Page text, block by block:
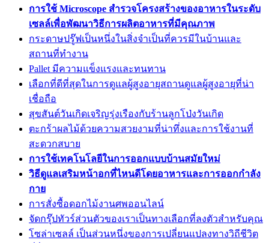
การใช้ Microscope สำรวจโครงสร้างของอาหารในระดับ
เซลล์เพื่อพัฒนาวิธีการผลิตอาหารที่มีคุณภาพ
กระดาษปรู๊ฟเป็นหนึ่งในสิ่งจำเป็นที่ควรมีในบ้านและ
สถานที่ทำงาน
Pallet มีความแข็งแรงและทนทาน
เลือกที่ดีที่สุดในการดูแลผู้สูงอายุสถานดูแลผู้สูงอายุที่น่า
เชื่อถือ
สุขสันต์วันเกิดเจริญรุ่งเรืองกับร้านลูกโป่งวันเกิด
ตะกร้าผลไม้ด้วยความสวยงามที่น่าทึ่งและการใช้งานที่
สะดวกสบาย
การใช้เทคโนโลยีในการออกแบบบ้านสมัยใหม่
วิธีดูแลเสริมหน้าอกที่ไหนดีโดยอาหารและการออกกำลัง
กาย
การสั่งซื้อดอกไม้งานศพออนไลน์
จัดกรุ๊ปทัวร์ส่วนตัวของเราเป็นทางเลือกที่ลงตัวสำหรับคุณ
โซล่าเซลล์ เป็นส่วนหนึ่งของการเปลี่ยนแปลงทางวิถีชีวิต